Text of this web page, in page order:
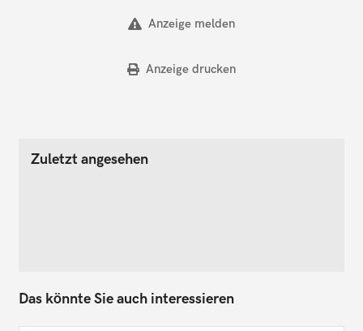
Anzeige melden
Anzeige drucken
Zuletzt angesehen
Das könnte Sie auch interessieren